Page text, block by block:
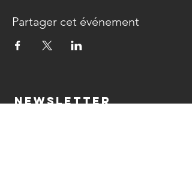
Partager cet événement
Newsletter